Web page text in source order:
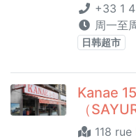
+33 1
周一至
日韩超市
Kanae
（
118